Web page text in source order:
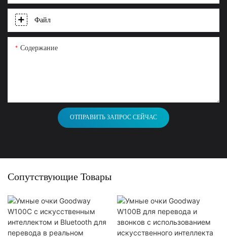
Файл
Содержание
ОТПРАВИТЬ ЗАПРОС СЕЙЧАС
Сопутствующие Товары